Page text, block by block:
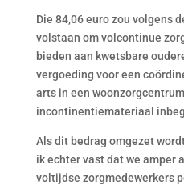
Die 84,06 euro zou volgens
volstaan om volcontinue
bieden aan kwetsbare
vergoeding voor een
arts in een
incontinentiemateriaal
Als dit bedrag omgezet
ik echter vast dat we amper
voltijdse zorgmedewerkers